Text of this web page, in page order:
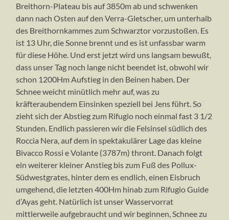
Breithorn-Plateau bis auf 3850m ab und schwenken
dann nach Osten auf den Verra-Gletscher, um unterhalb
des Breithornkammes zum Schwarztor vorzustoßen. Es
ist 13 Uhr, die Sonne brennt und es ist unfassbar warm
für diese Höhe. Und erst jetzt wird uns langsam bewußt,
dass unser Tag noch lange nicht beendet ist, obwohl wir
schon 1200Hm Aufstieg in den Beinen haben. Der
Schnee weicht minütlich mehr auf, was zu
kräfteraubendem Einsinken speziell bei Jens führt. So
zieht sich der Abstieg zum Rifugio noch einmal fast 3 1/2
Stunden. Endlich passieren wir die Felsinsel südlich des
Roccia Nera, auf dem in spektakulärer Lage das kleine
Bivacco Rossi e Volante (3787m) thront. Danach folgt
ein weiterer kleiner Anstieg bis zum Fuß des Pollux-
Südwestgrates, hinter dem es endlich, einen Eisbruch
umgehend, die letzten 400Hm hinab zum Rifugio Guide
d’Ayas geht. Natürlich ist unser Wasservorrat
mittlerweile aufgebraucht und wir beginnen, Schnee zu